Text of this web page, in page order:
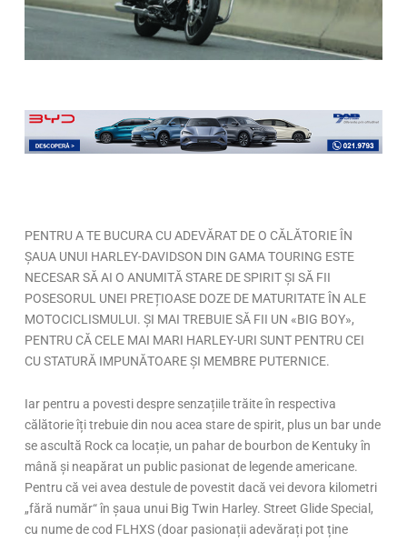
PENTRU A TE BUCURA CU ADEVĂRAT DE O CĂLĂTORIE ÎN
ȘAUA UNUI HARLEY-DAVIDSON DIN GAMA TOURING ESTE
NECESAR SĂ AI O ANUMITĂ STARE DE SPIRIT ȘI SĂ FII
POSESORUL UNEI PREȚIOASE DOZE DE MATURITATE ÎN ALE
MOTOCICLISMULUI. ȘI MAI TREBUIE SĂ FII UN «BIG BOY»,
PENTRU CĂ CELE MAI MARI HARLEY-URI SUNT PENTRU CEI
CU STATURĂ IMPUNĂTOARE ȘI MEMBRE PUTERNICE.
Iar pentru a povesti despre senzațiile trăite în respectiva
călătorie îți trebuie din nou acea stare de spirit, plus un bar unde
se ascultă Rock ca locație, un pahar de bourbon de Kentuky în
mână și neapărat un public pasionat de legende americane.
Pentru că vei avea destule de povestit dacă vei devora kilometri
„fără număr“ în șaua unui Big Twin Harley. Street Glide Special,
cu nume de cod FLHXS (doar pasionații adevărați pot ține